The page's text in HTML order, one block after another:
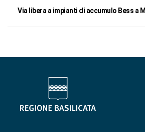
Via libera a impianti di accumulo Bess a